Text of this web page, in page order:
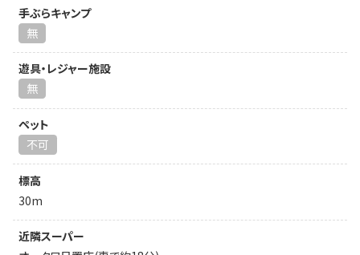
手ぶらキャンプ
無
遊具・レジャー施設
無
ペット
不可
標高
30m
近隣スーパー